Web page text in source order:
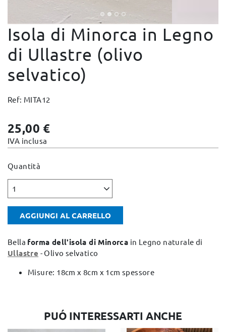
Condizioni e Garanzie
Pagamento sicuro
Politica sulla privacy
Politica Cookies
Isola di Minorca in Legno
di Ullastre (olivo
selvatico)
Ref: MITA12
25,00 €
IVA inclusa
Quantità
1
AGGIUNGI AL CARRELLO
Bella forma dell'isola di Minorca in Legno naturale di
Ullastre - Olivo selvatico
Misure: 18cm x 8cm x 1cm spessore
PUÓ INTERESSARTI ANCHE